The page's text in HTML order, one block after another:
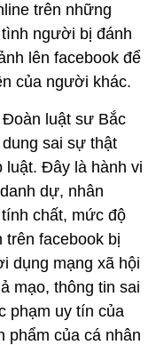
trên những
người bị đánh
lên facebook để
của người khác.
luật sư Bắc
sai sự thật
luật. Đây là hành vi
dự, nhân
chất, mức độ
trên facebook bị
dụng mạng xã hội
mạo, thông tin sai
phạm uy tín của
phẩm của cá nhân